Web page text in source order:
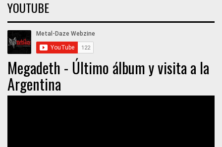
YOUTUBE
Megadeth - Último álbum y visita a la
Argentina